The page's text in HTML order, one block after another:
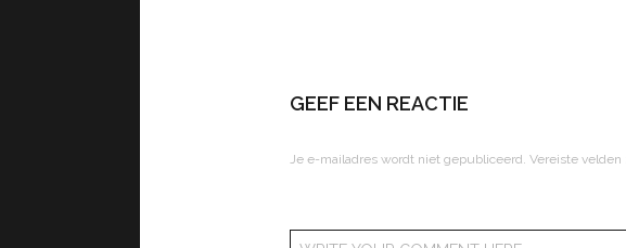
GEEF EEN REACTIE
Je e-mailadres wordt niet gepubliceerd. Vereiste